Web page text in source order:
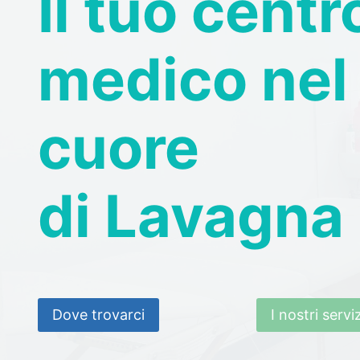
medico nel
cuore
di Lavagna
Dove trovarci I nostri